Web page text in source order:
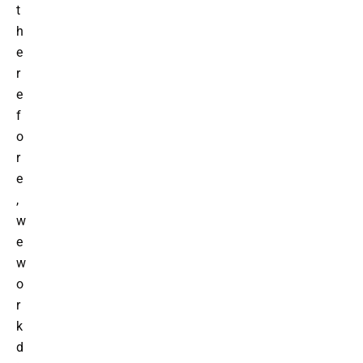
t
h
e
r
e
f
o
r
e
,
w
e
w
o
r
k
d